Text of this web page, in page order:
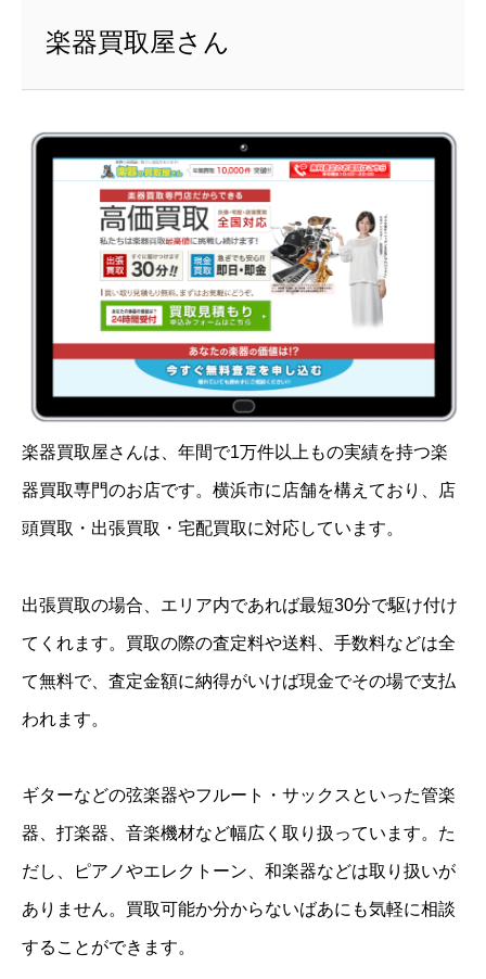
楽器買取屋さん
楽器買取屋さんは、年間で1万件以上もの実績を持つ楽
器買取専門のお店です。横浜市に店舗を構えており、店
頭買取・出張買取・宅配買取に対応しています。
出張買取の場合、エリア内であれば最短30分で駆け付け
てくれます。買取の際の査定料や送料、手数料などは全
て無料で、査定金額に納得がいけば現金でその場で支払
われます。
ギターなどの弦楽器やフルート・サックスといった管楽
器、打楽器、音楽機材など幅広く取り扱っています。た
だし、ピアノやエレクトーン、和楽器などは取り扱いが
ありません。買取可能か分からないばあにも気軽に相談
することができます。